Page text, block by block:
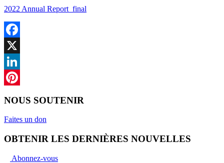
2022 Annual Report_final
Facebook
X
LinkedIn
NOUS SOUTENIR
Faites un don
OBTENIR LES DERNIÈRES NOUVELLES
Abonnez-vous